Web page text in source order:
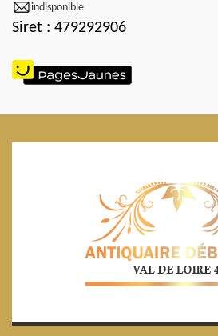
indisponible
Siret : 479292906